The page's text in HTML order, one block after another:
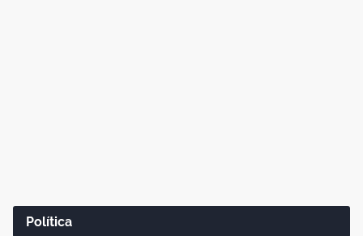
Política